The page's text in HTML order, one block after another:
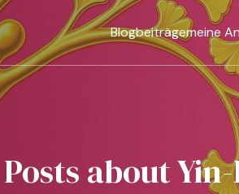
Blogbeiträgemeine
Posts about